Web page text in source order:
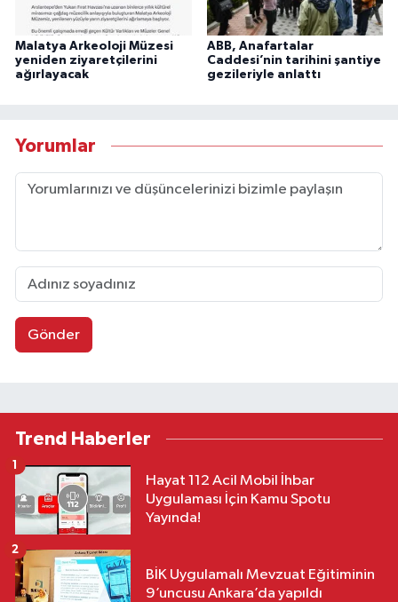
Malatya Arkeoloji Müzesi
yeniden ziyaretçilerini
ağırlayacak
ABB, Anafartalar
Caddesi’nin tarihini şantiye
gezileriyle anlattı
Yorumlar
Gönder
Trend Haberler
Hayat 112 Acil Mobil İhbar
Uygulaması İçin Kamu Spotu
Yayında!
1
BİK Uygulamalı Mevzuat Eğitiminin
9’uncusu Ankara’da yapıldı
2